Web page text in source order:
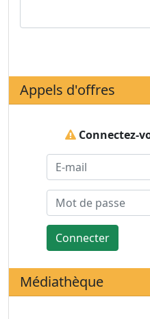
Appels d'offres
Connectez-
Connecter
Médiathèque